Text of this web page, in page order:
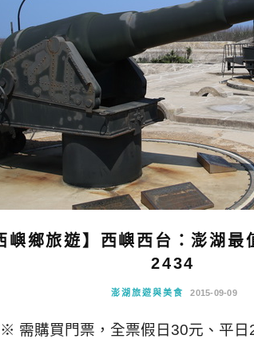
嶼鄉旅遊】西嶼西台：澎湖
2434
澎湖旅遊與美食 2015-09-09
需購買門票，全票假日30元、平